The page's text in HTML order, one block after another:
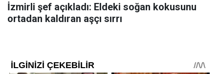
İzmirli şef açıkladı: Eldeki soğan kokusunu
ortadan kaldıran aşçı sırrı